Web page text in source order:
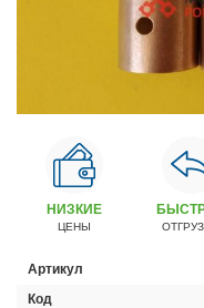
+7 (4162) 22-95-09
Сервисный центр
+7 (4162) 22–95–69
График работы: ПН-ПТ с
График работы сервис:
НИЗКИЕ
ЦЕНЫ
Артикул
Код